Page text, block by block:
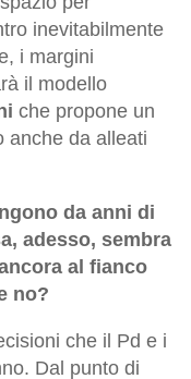
inevitabilmente
i margini
il modello
che propone un
anche da alleati
da anni di
adesso, sembra
al fianco
no?
che il Pd e i
Dal punto di